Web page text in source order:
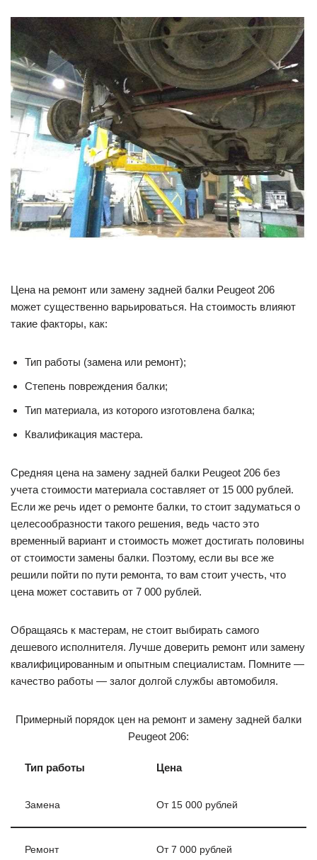
Цена на ремонт или замену задней балки Peugeot 206
может существенно варьироваться. На стоимость влияют
такие факторы, как:
Тип работы (замена или ремонт);
Степень повреждения балки;
Тип материала, из которого изготовлена балка;
Квалификация мастера.
Средняя цена на замену задней балки Peugeot 206 без
учета стоимости материала составляет от 15 000 рублей.
Если же речь идет о ремонте балки, то стоит задуматься о
целесообразности такого решения, ведь часто это
временный вариант и стоимость может достигать половины
от стоимости замены балки. Поэтому, если вы все же
решили пойти по пути ремонта, то вам стоит учесть, что
цена может составить от 7 000 рублей.
Обращаясь к мастерам, не стоит выбирать самого
дешевого исполнителя. Лучше доверить ремонт или замену
квалифицированным и опытным специалистам. Помните —
качество работы — залог долгой службы автомобиля.
Примерный порядок цен на ремонт и замену задней балки
Peugeot 206:
Тип работы Цена
Замена От 15 000 рублей
Ремонт От 7 000 рублей